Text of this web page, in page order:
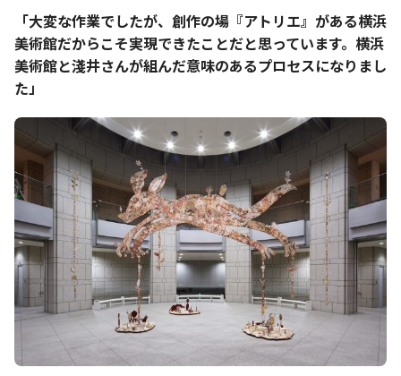
「大変な作業でしたが、創作の場『アトリエ』がある横浜
美術館だからこそ実現できたことだと思っています。横浜
美術館と淺井さんが組んだ意味のあるプロセスになりまし
た」